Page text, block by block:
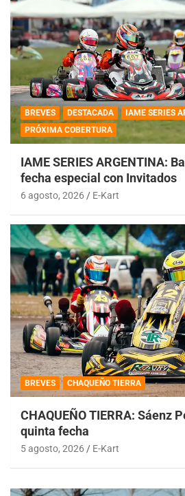
BREVES DESTACADA
IAME SERIES
PRÓXIMA COBERTURA
IAME SERIES ARGENTINA:
fecha especial con Invitados
6 agosto, 2026 E-Kart
BREVES CHAQUEÑO TIERRA
CHAQUEÑO TIERRA: Sáenz
quinta fecha
5 agosto, 2026 E-Kart